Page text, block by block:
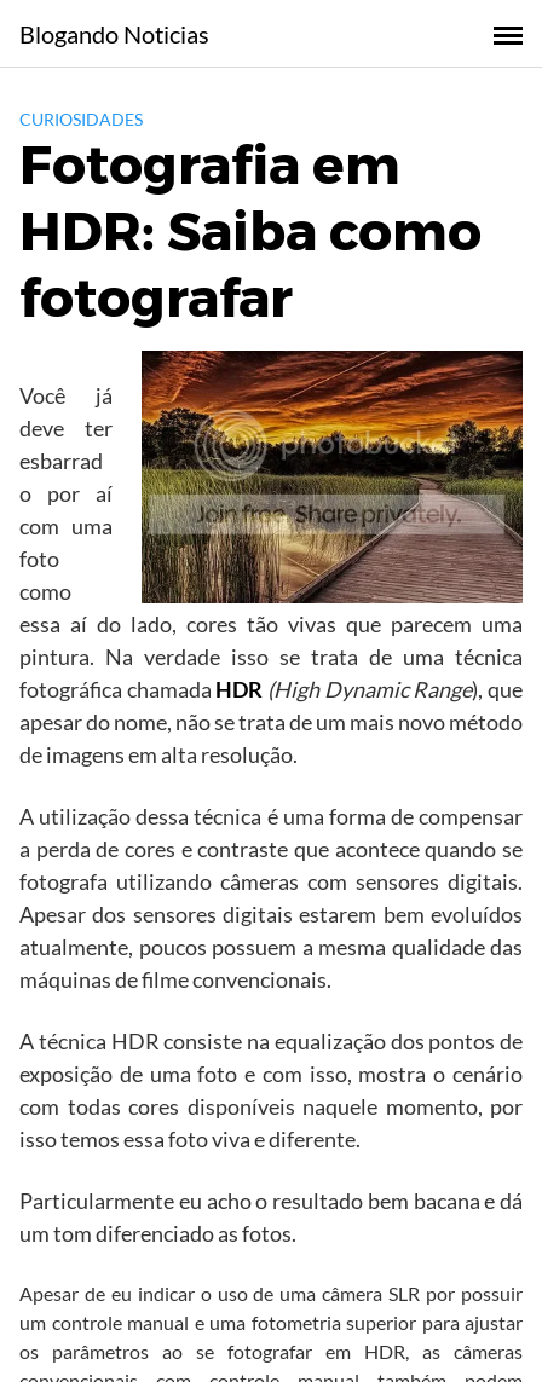
content
Blogando Noticias
CURIOSIDADES
Fotografia em
HDR: Saiba como
fotografar
Você já
deve ter
esbarrad
o por aí
com uma
foto
como
essa aí do lado, cores tão vivas que parecem uma
pintura. Na verdade isso se trata de uma técnica
fotográfica chamada HDR (High Dynamic Range), que
apesar do nome, não se trata de um mais novo método
de imagens em alta resolução.
A utilização dessa técnica é uma forma de compensar
a perda de cores e contraste que acontece quando se
fotografa utilizando câmeras com sensores digitais.
Apesar dos sensores digitais estarem bem evoluídos
atualmente, poucos possuem a mesma qualidade das
máquinas de filme convencionais.
A técnica HDR consiste na equalização dos pontos de
exposição de uma foto e com isso, mostra o cenário
com todas cores disponíveis naquele momento, por
isso temos essa foto viva e diferente.
Particularmente eu acho o resultado bem bacana e dá
um tom diferenciado as fotos.
Apesar de eu indicar o uso de uma câmera SLR por possuir
um controle manual e uma fotometria superior para ajustar
os parâmetros ao se fotografar em HDR, as câmeras